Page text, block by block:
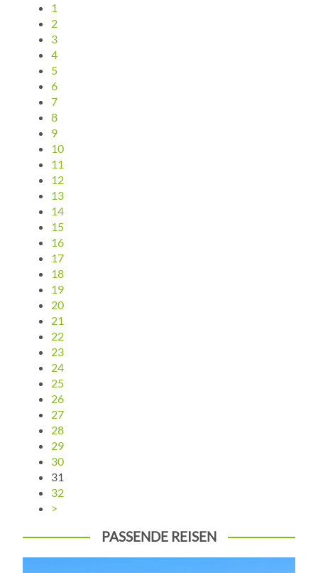
1
2
3
4
5
6
7
8
9
10
11
12
13
14
15
16
17
18
19
20
21
22
23
24
25
26
27
28
29
30
31
32
>
PASSENDE REISEN